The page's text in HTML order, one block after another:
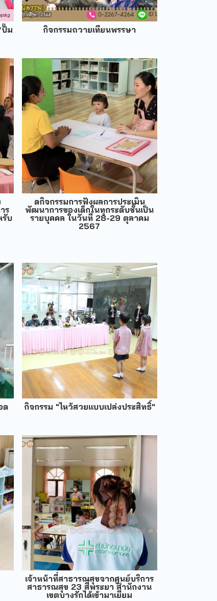
ปั๊ม
กิจกรรมถวายเทียนพรรษา
ร
รับ
ดกิจกรรมการฟังผลการประเมิน
พัฒนาการของเด็กในทุกระดับชั้นเป็น
รายบุคคล ในวันที่ 28-29 ตุลาคม
2567
ด
กิจกรรม "ไหว้สวยแบบเปล่งประสิทธิ์"
เจ้าหน้าที่สาธารณสุขจากศูนย์บริการ
สาธารณสุข 23 สี่พระยา สำนักงาน
เขตบางรักได้เข้ามาเยี่ยม